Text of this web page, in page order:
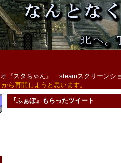
『スタちゃん』
steamスクリーンシ
ら再開しようと思います。
『ふぁぼ』もらったツイート